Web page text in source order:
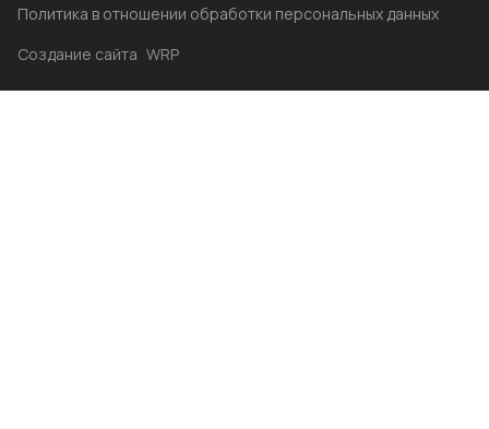
Политика в отношении обработки персональных данных
Создание сайта WRP